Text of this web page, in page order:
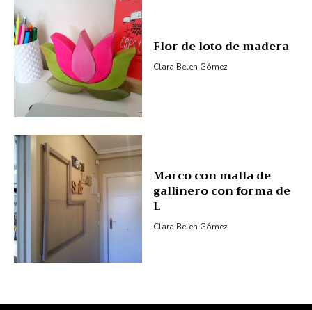
Flor de loto de madera
Clara Belen Gómez
Marco con malla de
gallinero con forma de
L
Clara Belen Gómez